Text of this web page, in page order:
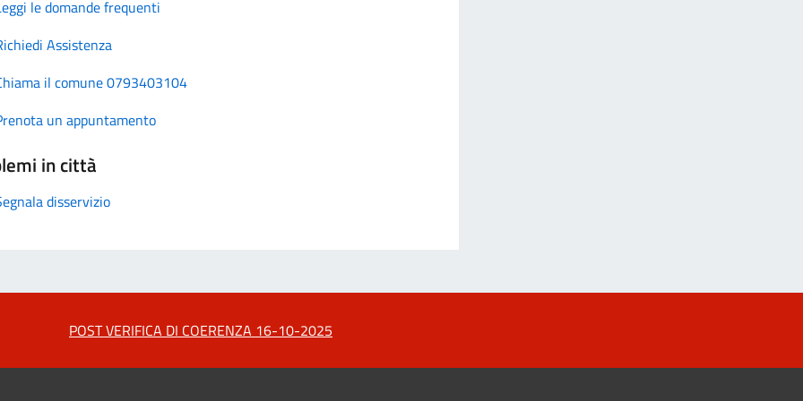
le domande frequenti
Assistenza
il comune 0793403104
un appuntamento
in città
disservizio
POST VERIFICA DI COERENZA 16-10-2025